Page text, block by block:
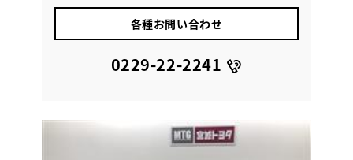
各種お問い合わせ
0229-22-2241